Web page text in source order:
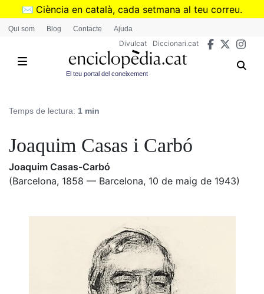
Vés
✉️ Ciència en català, cada setmana al teu correu.
➜Subscriu-te al butlletí de Divulcat
Qui som Blog Contacte Ajuda
Divulcat Diccionari.cat
El teu portal del coneixement
Temps de lectura: 1 min
Joaquim Casas i Carbó
Joaquim Casas-Carbó
(Barcelona, 1858 — Barcelona, 10 de maig de 1943)